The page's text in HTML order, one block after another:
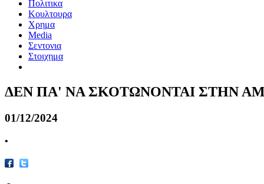
Πολιτικα
Κουλτουρα
Χρημα
Media
Σεντονια
Στοιχημα
ΔΕΝ ΠΑ' ΝΑ ΣΚΟΤΩΝΟΝΤΑΙ ΣΤΗΝ
01/12/2024
•